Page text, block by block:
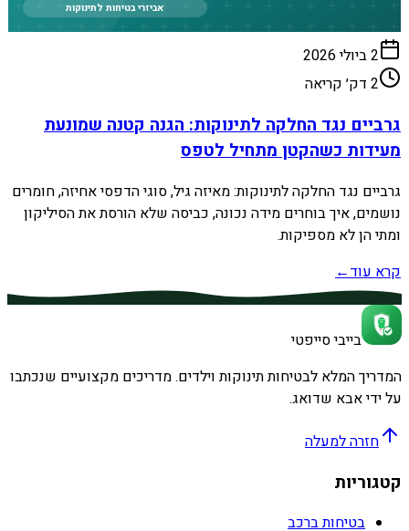
אביזרי בטיחות לתינוקות
2 ביולי 2026
2 דק׳ קריאה
גרביים נגד החלקה לתינוקות: הגנה קטנה שמונעת
מעידות כשהקטן מתחיל לטפס
גרביים נגד החלקה לתינוקות: מאיזה גיל, סוגי הדפסי אחיזה, חומרים
נושמים, איך בוחרים מידה נכונה, כביסה שלא הורסת את הסיליקון
ומתי הן לא מספיקות.
קרא עוד←
בייבי סייפטי
המדריך המלא לבטיחות תינוקות וילדים. מדריכים מקצועיים שנכתבו
על ידי אבא שדואג.
חזרה למעלה
קטגוריות
בטיחות ברכב